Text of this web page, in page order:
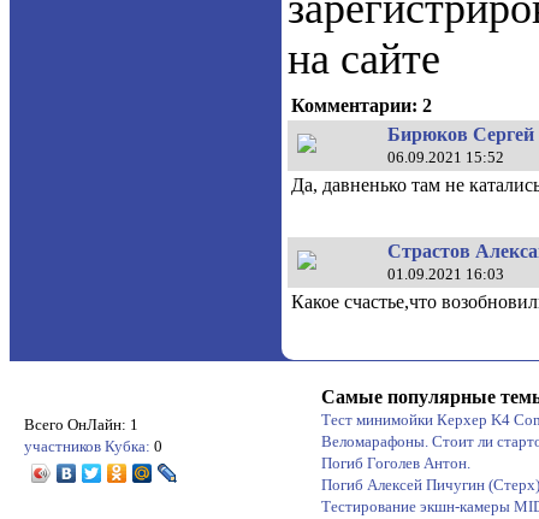
на сайте
Комментарии: 2
Бирюков Сергей
06.09.2021 15:52
Да, давненько там не
Страстов
01.09.2021 16:03
Какое счастье,что
Всего ОнЛайн: 1
участников Кубка: 0
Самые популярные
Тест минимойки Керхер K4
Веломарафоны. Стоит ли
Погиб Гоголев Антон.
Погиб Алексей Пичугин (Стерх)
Тестирование экшн-камеры